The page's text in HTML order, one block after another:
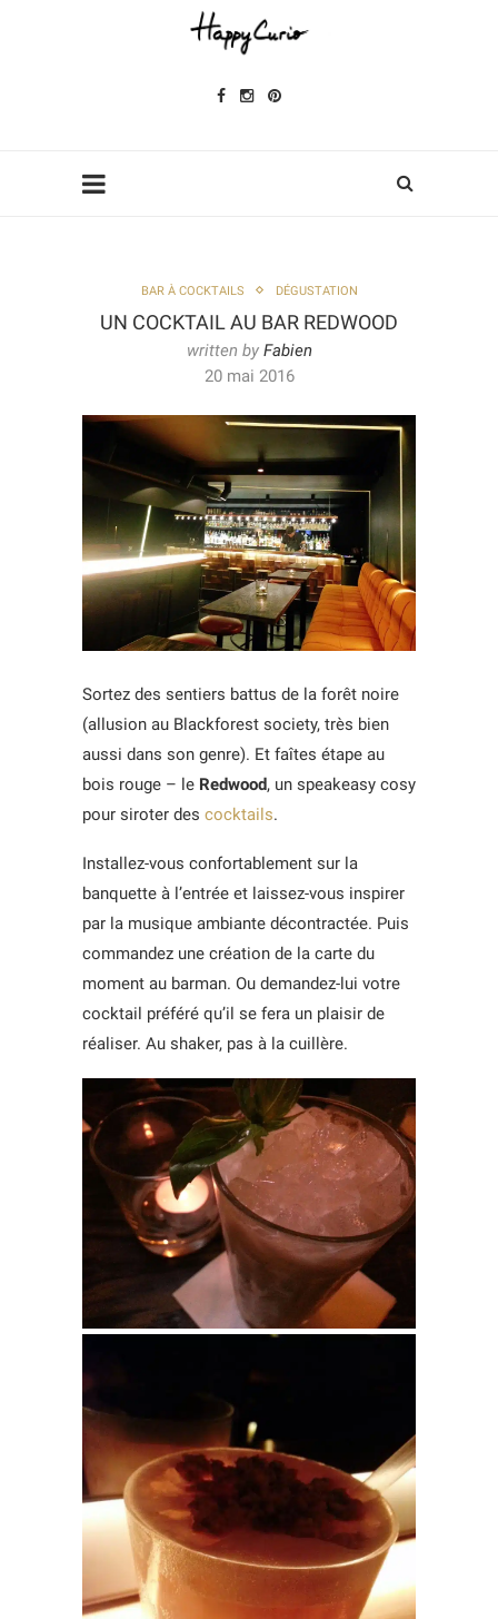
BAR À COCKTAILS DÉGUSTATION
UN COCKTAIL AU BAR REDWOOD
written by Fabien
20 mai 2016
Sortez des sentiers battus de la forêt noire
(allusion au Blackforest society, très bien
aussi dans son genre). Et faîtes étape au
bois rouge – le Redwood, un speakeasy cosy
pour siroter des cocktails.
Installez-vous confortablement sur la
banquette à l’entrée et laissez-vous inspirer
par la musique ambiante décontractée. Puis
commandez une création de la carte du
moment au barman. Ou demandez-lui votre
cocktail préféré qu’il se fera un plaisir de
réaliser. Au shaker, pas à la cuillère.